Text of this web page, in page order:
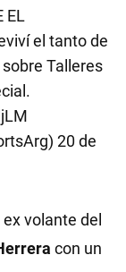
EL
el tanto de
Talleres
20 de
volante del
con un